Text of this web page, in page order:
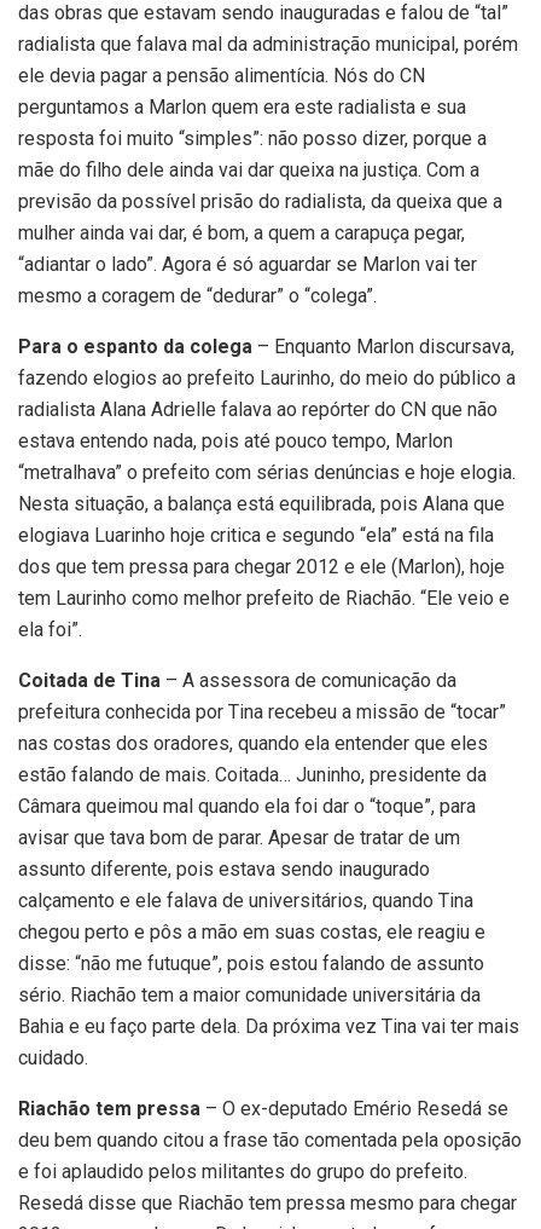
das obras que estavam sendo inauguradas e falou de “tal”
radialista que falava mal da administração municipal, porém
ele devia pagar a pensão alimentícia. Nós do CN
perguntamos a Marlon quem era este radialista e sua
resposta foi muito “simples”: não posso dizer, porque a
mãe do filho dele ainda vai dar queixa na justiça. Com a
previsão da possível prisão do radialista, da queixa que a
mulher ainda vai dar, é bom, a quem a carapuça pegar,
“adiantar o lado”. Agora é só aguardar se Marlon vai ter
mesmo a coragem de “dedurar” o “colega”.
Para o espanto da colega – Enquanto Marlon discursava,
fazendo elogios ao prefeito Laurinho, do meio do público a
radialista Alana Adrielle falava ao repórter do CN que não
estava entendo nada, pois até pouco tempo, Marlon
“metralhava” o prefeito com sérias denúncias e hoje elogia.
Nesta situação, a balança está equilibrada, pois Alana que
elogiava Luarinho hoje critica e segundo “ela” está na fila
dos que tem pressa para chegar 2012 e ele (Marlon), hoje
tem Laurinho como melhor prefeito de Riachão. “Ele veio e
ela foi”.
Coitada de Tina – A assessora de comunicação da
prefeitura conhecida por Tina recebeu a missão de “tocar”
nas costas dos oradores, quando ela entender que eles
estão falando de mais. Coitada… Juninho, presidente da
Câmara queimou mal quando ela foi dar o “toque”, para
avisar que tava bom de parar. Apesar de tratar de um
assunto diferente, pois estava sendo inaugurado
calçamento e ele falava de universitários, quando Tina
chegou perto e pôs a mão em suas costas, ele reagiu e
disse: “não me futuque”, pois estou falando de assunto
sério. Riachão tem a maior comunidade universitária da
Bahia e eu faço parte dela. Da próxima vez Tina vai ter mais
cuidado.
Riachão tem pressa – O ex-deputado Emério Resedá se
deu bem quando citou a frase tão comentada pela oposição
e foi aplaudido pelos militantes do grupo do prefeito.
Resedá disse que Riachão tem pressa mesmo para chegar